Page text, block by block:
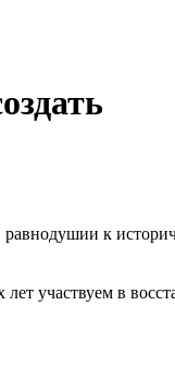
к
участвуем в